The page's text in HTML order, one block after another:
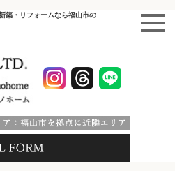
築・リフォームなら福山市の